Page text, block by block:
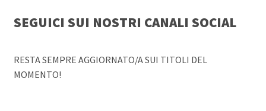
SEGUICI SUI NOSTRI CANALI SOCIAL
RESTA SEMPRE AGGIORNATO/A SUI TITOLI DEL
MOMENTO!